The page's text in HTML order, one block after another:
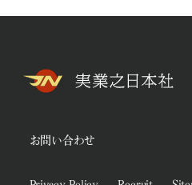
お問い合わせ